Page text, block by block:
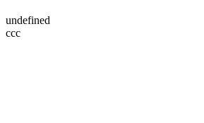
undefined
ссс